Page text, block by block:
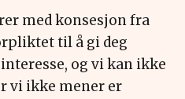
med konsesjon fra
til å gi deg
og vi kan ikke
vi ikke mener er